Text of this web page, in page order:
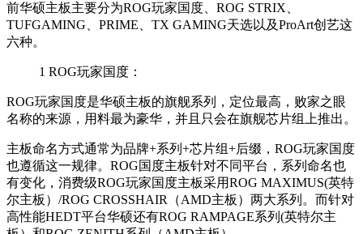
前华硕主板主要分为ROG玩家国度、ROG STRIX、
TUFGAMING、PRIME、TX GAMING天选以及ProArt创艺这
六种。
1 ROG玩家国度：
ROG玩家国度是华硕主板的旗舰系列，定位最高，败家之眼
名称的来源，用料最为豪华，并且只会在旗舰芯片组上推出。
主板命名方式通常为品牌+系列+芯片组+后缀，ROG玩家国度
也遵循这一规律。ROG国度主板针对不同平台，系列命名也
有变化，消费级ROG玩家国度主板采用ROG MAXIMUS(英特
尔主板）/ROG CROSSHAIR（AMD主板）两大系列。而针对
高性能HEDT平台华硕还有ROG RAMPAGE系列(英特尔主